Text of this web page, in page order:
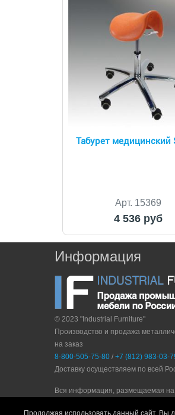
Табурет медицинский
Арт. 15369
4 536 руб
Информация
© 2023 "Industrial Furniture"
Производство и продажа
на заказ
8-800-505-75-80 / +7 (812) 983-03-
Доставку осуществляем по всей
Вся информация, размещаемая на
Продолжая использовать данный сайт, Вы